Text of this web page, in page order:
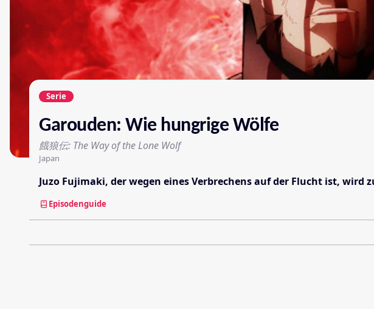
Serie
Garouden: Wie hungrige Wölfe
餓狼伝: The Way of the Lone Wolf
Japan
Juzo Fujimaki, der wegen eines Verbrechens auf der Flucht ist,
Episodenguide